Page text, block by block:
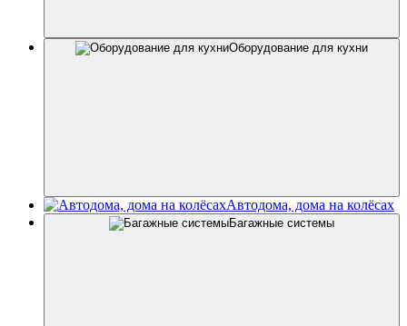
Оборудование для кухни
Автодома, дома на колёсах
Багажные системы